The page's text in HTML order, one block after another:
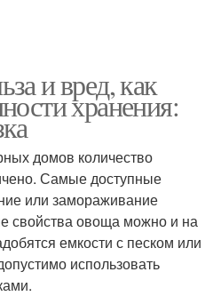
и вред, как
хранения:
домов количество
Самые доступные
или замораживание
свойства овоща можно и на
емкости с песком или
использовать